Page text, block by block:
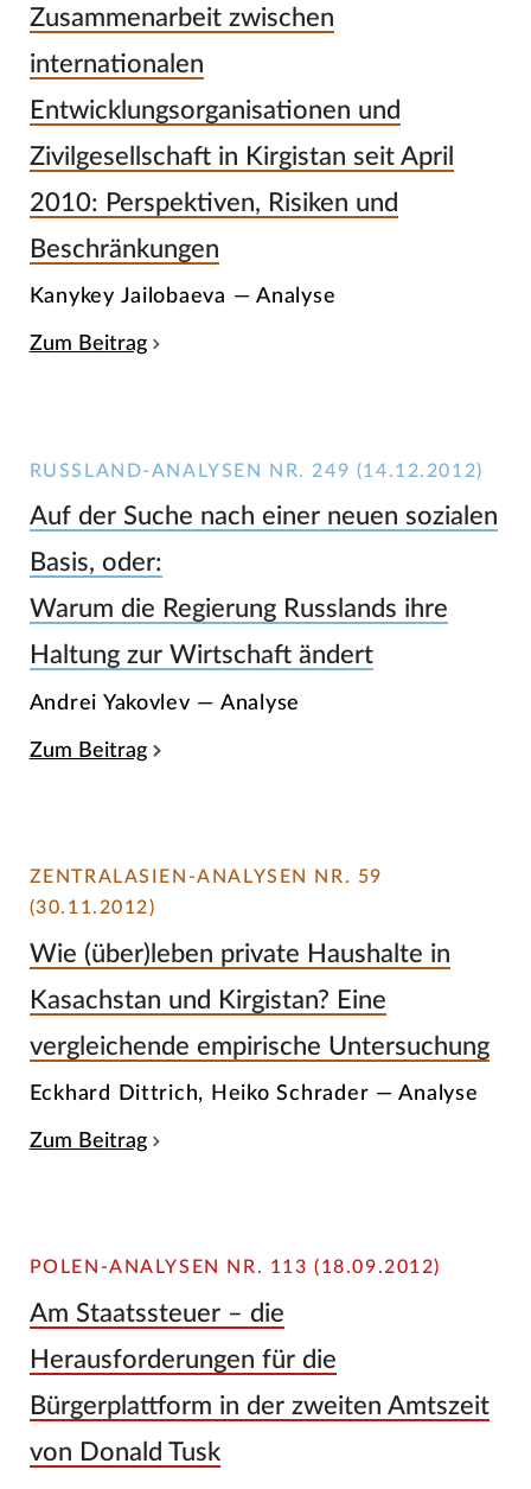
Zusammenarbeit zwischen
internationalen
Entwicklungsorganisationen und
Zivilgesellschaft in Kirgistan seit April
2010: Perspektiven, Risiken und
Beschränkungen
Kanykey Jailobaeva — Analyse
Zum Beitrag
RUSSLAND-ANALYSEN NR. 249 (14.12.2012)
Auf der Suche nach einer neuen sozialen
Basis, oder:
Warum die Regierung Russlands ihre
Haltung zur Wirtschaft ändert
Andrei Yakovlev — Analyse
Zum Beitrag
ZENTRALASIEN-ANALYSEN NR. 59
(30.11.2012)
Wie (über)leben private Haushalte in
Kasachstan und Kirgistan? Eine
vergleichende empirische Untersuchung
Eckhard Dittrich, Heiko Schrader — Analyse
Zum Beitrag
POLEN-ANALYSEN NR. 113 (18.09.2012)
Am Staatssteuer – die
Herausforderungen für die
Bürgerplattform in der zweiten Amtszeit
von Donald Tusk